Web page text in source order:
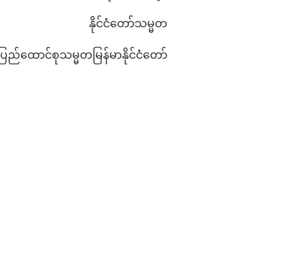
နိုင်ငံတော်သမ္မတ
ပြည်ထောင်စုသမ္မတမြန်မာနိုင်ငံတော်